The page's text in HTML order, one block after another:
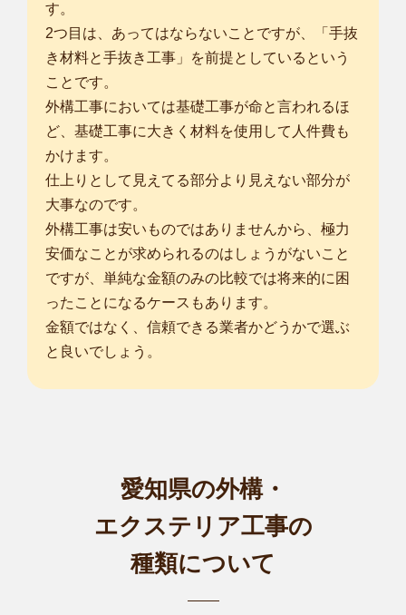
す。
2つ目は、あってはならないことですが、「手抜
き材料と手抜き工事」を前提としているという
ことです。
外構工事においては基礎工事が命と言われるほ
ど、基礎工事に大きく材料を使用して人件費も
かけます。
仕上りとして見えてる部分より見えない部分が
大事なのです。
外構工事は安いものではありませんから、極力
安価なことが求められるのはしょうがないこと
ですが、単純な金額のみの比較では将来的に困
ったことになるケースもあります。
金額ではなく、信頼できる業者かどうかで選ぶ
と良いでしょう。
愛知県の外構・
エクステリア工事の
種類について